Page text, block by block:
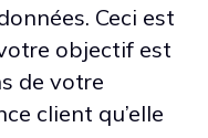
Ceci est
objectif est
de votre
client qu’elle